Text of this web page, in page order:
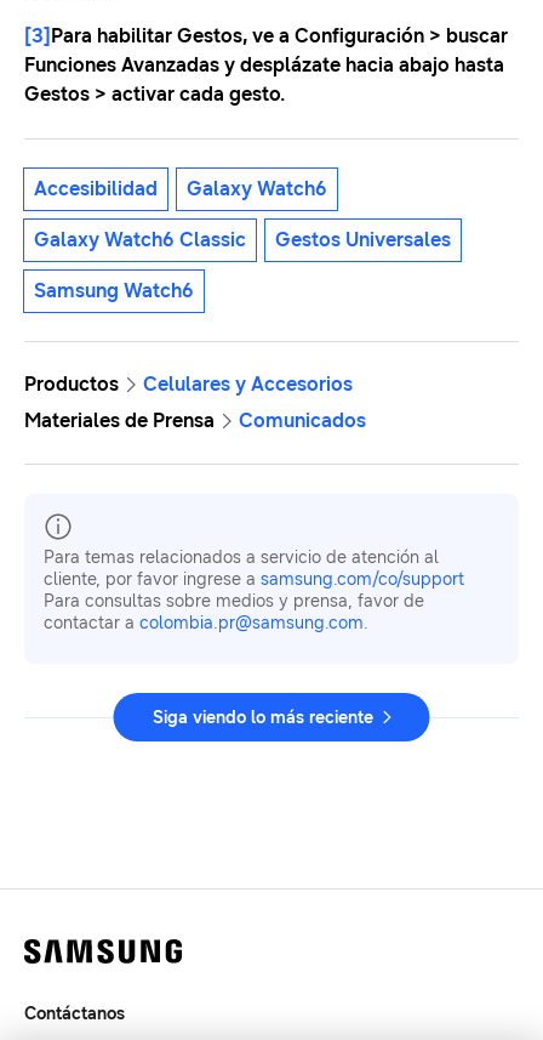
[3] Para habilitar Gestos, ve a Configuración > buscar
Funciones Avanzadas y desplázate hacia abajo hasta
Gestos > activar cada gesto.
Accesibilidad Galaxy Watch6
Galaxy Watch6 Classic Gestos Universales
Samsung Watch6
Productos
Celulares y Accesorios
Materiales de Prensa
Comunicados
Para temas relacionados a servicio de atención al
cliente, por favor ingrese a samsung.com/co/support
Para consultas sobre medios y prensa, favor de
contactar a colombia.pr@samsung.com.
Siga viendo lo más reciente
Contáctanos